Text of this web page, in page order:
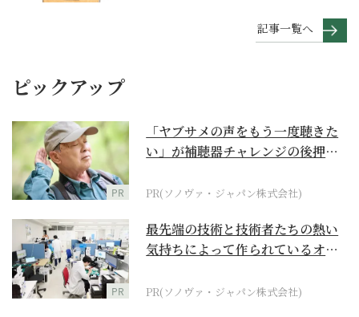
記事一覧へ
ピックアップ
PR
「ヤブサメの声をもう一度聴きた
い」が補聴器チャレンジの後押し
PR(ソノヴァ・ジャパン株式会社)
PR
最先端の技術と技術者たちの熱い
気持ちによって作られているオー
PR(ソノヴァ・ジャパン株式会社)